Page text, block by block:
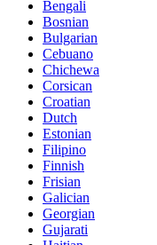
Bengali
Bosnian
Bulgarian
Cebuano
Chichewa
Corsican
Croatian
Dutch
Estonian
Filipino
Finnish
Frisian
Galician
Georgian
Gujarati